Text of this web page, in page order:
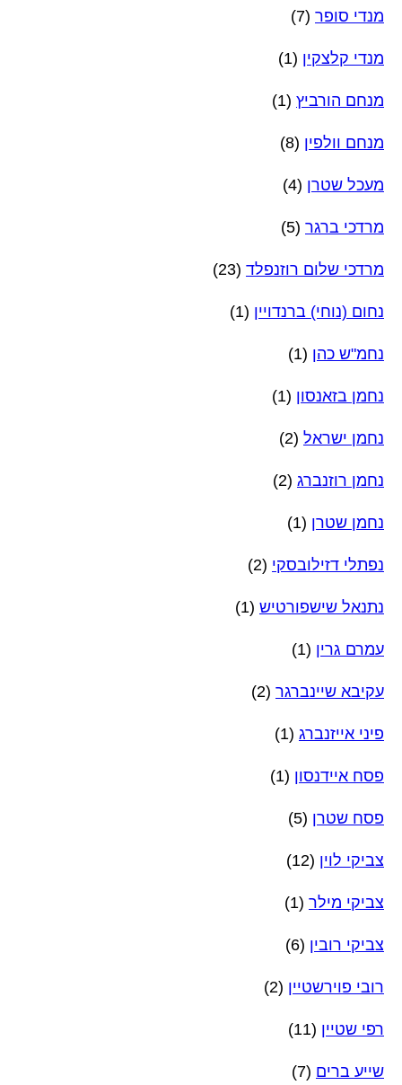
מנדי סופר (7)
מנדי קלצקין (1)
מנחם הורביץ (1)
מנחם וולפין (8)
מעכל שטרן (4)
מרדכי ברגר (5)
מרדכי שלום רוזנפלד (23)
נחום (נוחי) ברנדויין (1)
נחמ"ש כהן (1)
נחמן בזאנסון (1)
נחמן ישראל (2)
נחמן רוזנברג (2)
נחמן שטרן (1)
נפתלי דזילובסקי (2)
נתנאל שישפורטיש (1)
עמרם גרין (1)
עקיבא שיינברגר (2)
פיני אייזנברג (1)
פסח איידנסון (1)
פסח שטרן (5)
צביקי לוין (12)
צביקי מילר (1)
צביקי רובין (6)
רובי פוירשטיין (2)
רפי שטיין (11)
שייע ברים (7)